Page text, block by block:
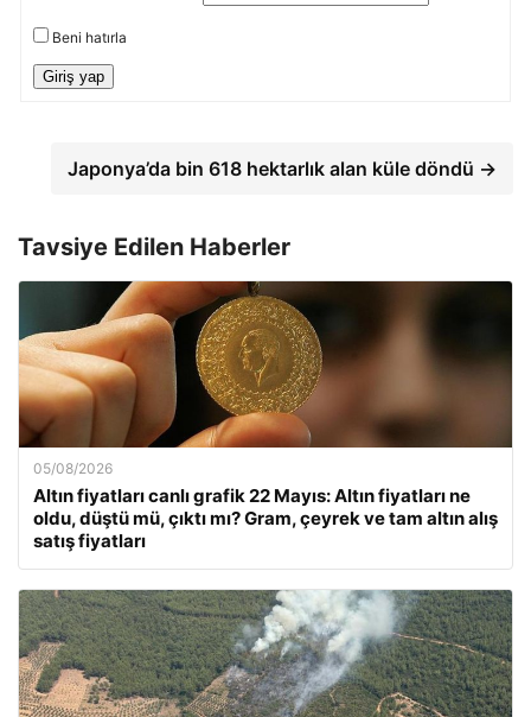
Beni hatırla
Giriş yap
Japonya’da bin 618 hektarlık alan küle döndü →
Tavsiye Edilen Haberler
05/08/2026
Altın fiyatları canlı grafik 22 Mayıs: Altın fiyatları ne
oldu, düştü mü, çıktı mı? Gram, çeyrek ve tam altın alış
satış fiyatları